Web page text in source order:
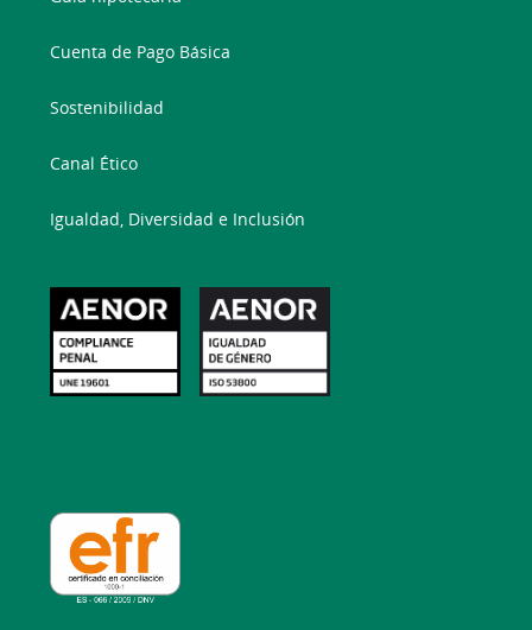
Cuenta de Pago Básica
Sostenibilidad
Canal Ético
Igualdad, Diversidad e Inclusión